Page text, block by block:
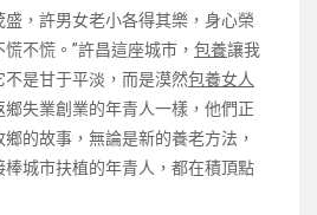
，許男女老小各得其樂，身心榮
不慌。”許昌這座城市， 包養讓我
是甘于平淡，而是漠然包養女人
失業創業的年青人一樣，他們正
的故事，無論是新的養老方法，
城市扶植的年青人，都在積頂點